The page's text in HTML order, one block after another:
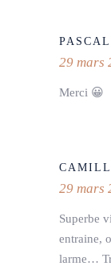
29 mars
Merci 😀
29 mars
Superbe
entraine,
larme…